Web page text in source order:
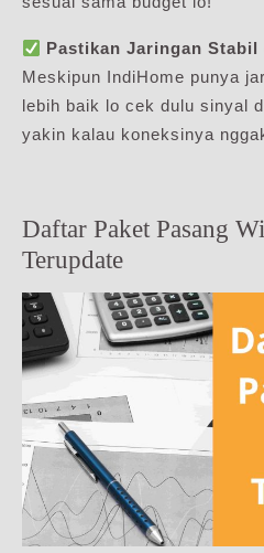
Pastikan Jaringan Stabil
Meskipun IndiHome punya
lebih baik lo cek dulu sinyal
yakin kalau koneksinya
Daftar Paket Pasang
Terupdate